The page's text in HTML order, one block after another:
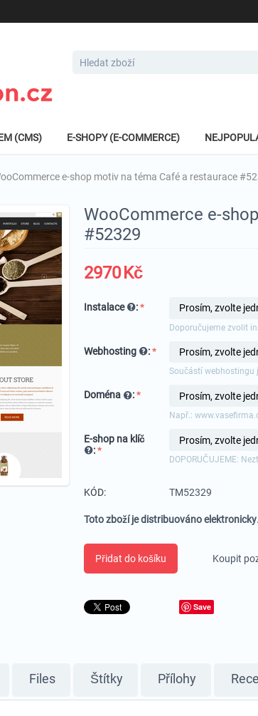
(CMS) E-SHOPY (E-COMMERCE)
e-shop motiv na téma Café a restaurace
WooCommerce e-
#52329
2970Kč
Instalace :
Doporučujeme zvolit
Webhosting :
Součástí webhostingu
Doména :
Např.:
E-shop na klíč
:
DOPORUČUJEME:
KÓD: TM52329
Toto zboží je distribuováno elektronicky.
Přidat do košíku Koupit
Save
Files Štítky Přílohy